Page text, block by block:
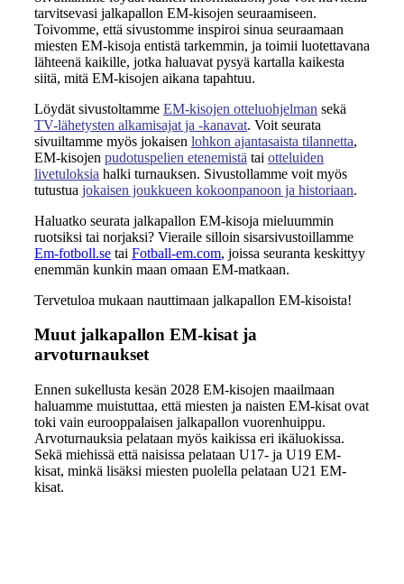
tarvitsevasi jalkapallon EM-kisojen seuraamiseen.
Toivomme, että sivustomme inspiroi sinua seuraamaan
miesten EM-kisoja entistä tarkemmin, ja toimii luotettavana
lähteenä kaikille, jotka haluavat pysyä kartalla kaikesta
siitä, mitä EM-kisojen aikana tapahtuu.
Löydät sivustoltamme EM-kisojen otteluohjelman sekä
TV-lähetysten alkamisajat ja -kanavat. Voit seurata
sivuiltamme myös jokaisen lohkon ajantasaista tilannetta,
EM-kisojen pudotuspelien etenemistä tai otteluiden
livetuloksia halki turnauksen. Sivustollamme voit myös
tutustua jokaisen joukkueen kokoonpanoon ja historiaan.
Haluatko seurata jalkapallon EM-kisoja mieluummin
ruotsiksi tai norjaksi? Vieraile silloin sisarsivustoillamme
Em-fotboll.setai Fotball-em.com, joissa seuranta keskittyy
enemmän kunkin maan omaan EM-matkaan.
Tervetuloa mukaan nauttimaan jalkapallon EM-kisoista!
Muut jalkapallon EM-kisat ja
arvoturnaukset
Ennen sukellusta kesän 2028 EM-kisojen maailmaan
haluamme muistuttaa, että miesten ja naisten EM-kisat ovat
toki vain eurooppalaisen jalkapallon vuorenhuippu.
Arvoturnauksia pelataan myös kaikissa eri ikäluokissa.
Sekä miehissä että naisissa pelataan U17- ja U19 EM-
kisat, minkä lisäksi miesten puolella pelataan U21 EM-
kisat.